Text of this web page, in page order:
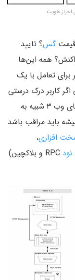
احراز هویت
گس؟ تایید
همه این‌ها
برای تعامل با یک
حتی اگر کاربر درک درستی
از این مفاهیم داشته باشد تعامل با برنامه‌های وب ۳ شبیه به
باید مراقب باشد
افزاری،
نود
RPC و بلاکچین)